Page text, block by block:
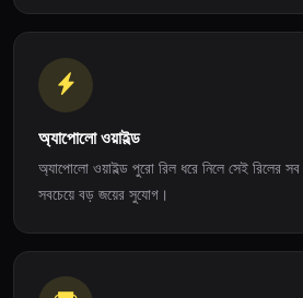
অ্যাপোলো ওয়াইল্ড
অ্যাপোলো ওয়াইল্ড পুরো রিল ধরে নিলে সেই রিলের
সবচেয়ে বড় জয়ের সুযোগ।